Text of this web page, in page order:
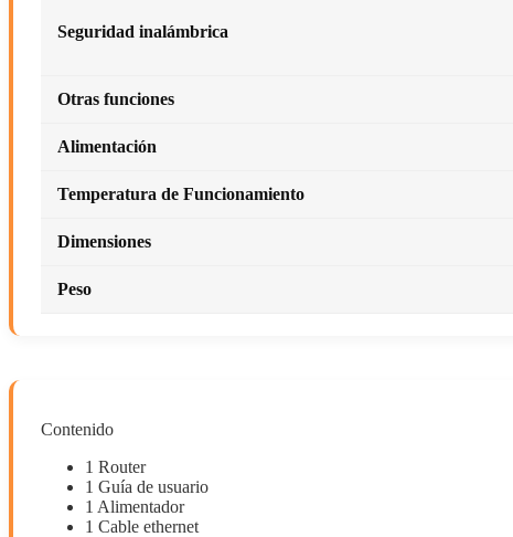
Seguridad inalámbrica
Otras funciones
Alimentación
Temperatura de Funcionamiento
Dimensiones
Peso
Contenido
1 Router
1 Guía de usuario
1 Alimentador
1 Cable ethernet